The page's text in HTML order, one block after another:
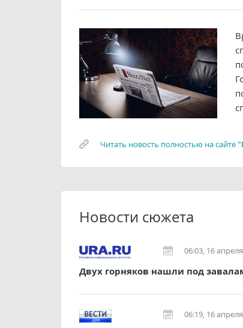
Читать новость полностью на сайте
Новости сюжета
06:03, 16
Двух горняков нашли под
06:19, 16